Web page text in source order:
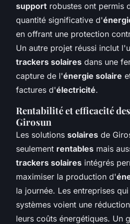
support robustes ont permis
quantité significative d'
en offrant une protection
Un autre projet réussi inclut
trackers solaires dans une
capture de l'énergie solaire
factures d'électricité.
Rentabilité et efficacité
Girosun
Les solutions solaires de
seulement rentables mais
trackers solaires intégrés
maximiser la production d'
la journée. Les entreprises
systèmes voient une
leurs coûts énergétiques. Un